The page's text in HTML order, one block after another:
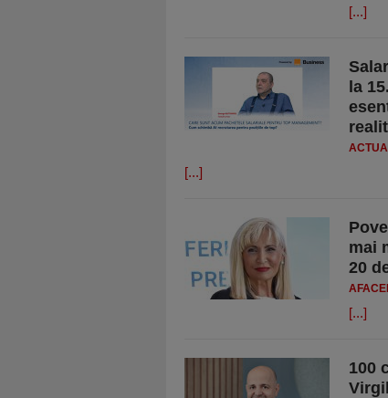
[...]
la
[...]
mai
20
[...]
100